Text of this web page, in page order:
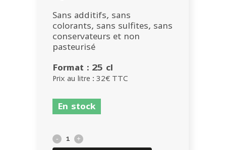
Sans additifs, sans
colorants, sans sulfites, sans
conservateurs et non
pasteurisé
Format : 25 cl
Prix au litre : 32€ TTC
En stock
Vinaigre